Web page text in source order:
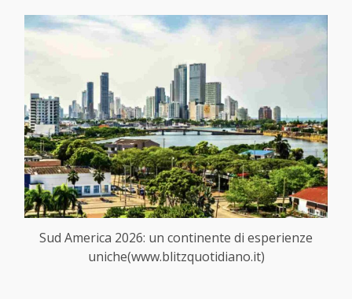
Sud America 2026: un continente di esperienze
uniche(www.blitzquotidiano.it)